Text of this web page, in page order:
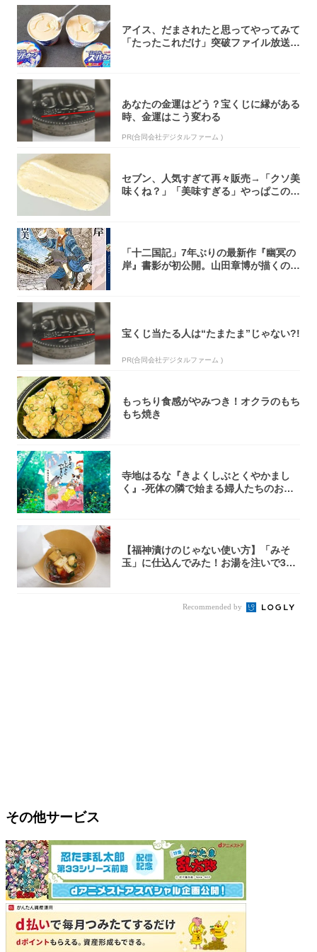
アイス、だまされたと思ってやってみて
「たったこれだけ」突破ファイル放送で
あなたの金運はどう？宝くじに縁がある
時、金運はこう変わる
PR(合同会社デジタルファーム )
セブン、人気すぎて再々販売→「クソ美
味くね？」「美味すぎる」やっぱこのク
「十二国記」7年ぶりの最新作『幽冥の
岸』書影が初公開。山田章博が描くのは
宝くじ当たる人は“たまたま”じゃない?!
PR(合同会社デジタルファーム )
もっちり食感がやみつき！オクラのもち
もち焼き
寺地はるな『きよくしぶとくやかまし
く』-死体の隣で始まる婦人たちのお茶
【福神漬けのじゃない使い方】「みそ
玉」に仕込んでみた！お湯を注いで30
Recommended by
その他サービス